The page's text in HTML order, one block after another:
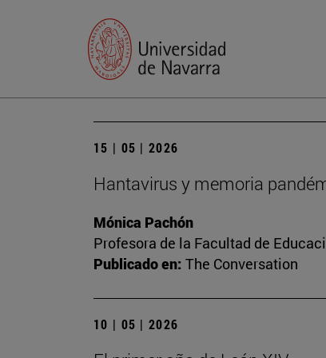
15 | 05 | 2026
Hantavirus y memoria
Mónica Pachón
Profesora de la Facultad de
Publicado en: The Conversation
10 | 05 | 2026